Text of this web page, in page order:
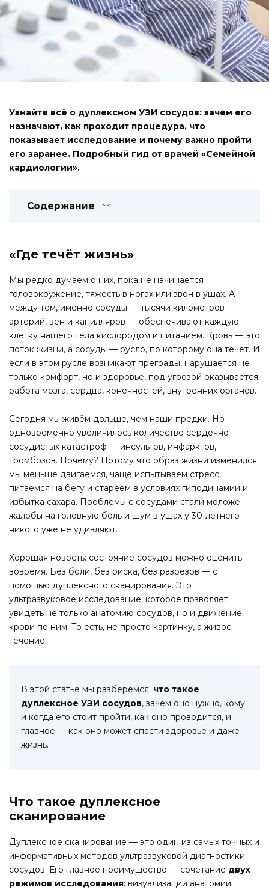
Узнайте всё о дуплексном УЗИ сосудов: зачем его
назначают, как проходит процедура, что
показывает исследование и почему важно пройти
его заранее. Подробный гид от врачей «Семейной
кардиологии».
Содержание
«Где течёт жизнь»
Мы редко думаем о них, пока не начинается
головокружение, тяжесть в ногах или звон в ушах. А
между тем, именно сосуды — тысячи километров
артерий, вен и капилляров — обеспечивают каждую
клетку нашего тела кислородом и питанием. Кровь — это
поток жизни, а сосуды — русло, по которому она течёт. И
если в этом русле возникают преграды, нарушается не
только комфорт, но и здоровье, под угрозой оказывается
работа мозга, сердца, конечностей, внутренних органов.
Сегодня мы живём дольше, чем наши предки. Но
одновременно увеличилось количество сердечно-
сосудистых катастроф — инсультов, инфарктов,
тромбозов. Почему? Потому что образ жизни изменился:
мы меньше двигаемся, чаще испытываем стресс,
питаемся на бегу и стареем в условиях гиподинамии и
избытка сахара. Проблемы с сосудами стали моложе —
жалобы на головную боль и шум в ушах у 30-летнего
никого уже не удивляют.
Хорошая новость: состояние сосудов можно оценить
вовремя. Без боли, без риска, без разрезов — с
помощью дуплексного сканирования. Это
ультразвуковое исследование, которое позволяет
увидеть не только анатомию сосудов, но и движение
крови по ним. То есть, не просто картинку, а живое
течение.
В этой статье мы разберёмся: что такое
дуплексное УЗИ сосудов, зачем оно нужно, кому
и когда его стоит пройти, как оно проводится, и
главное — как оно может спасти здоровье и даже
жизнь.
Что такое дуплексное
сканирование
Дуплексное сканирование — это один из самых точных и
информативных методов ультразвуковой диагностики
сосудов. Его главное преимущество — сочетание двух
режимов исследования: визуализации анатомии